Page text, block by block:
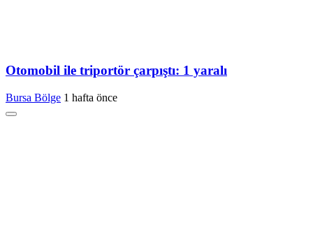
Otomobil ile triportör çarpıştı: 1 yaralı
Bursa Bölge 1 hafta önce